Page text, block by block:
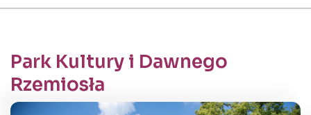
Park Kultury i Dawnego
Rzemiosła